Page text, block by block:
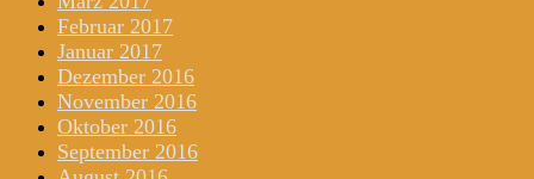
Februar 2017
Januar 2017
Dezember 2016
November 2016
Oktober 2016
September 2016